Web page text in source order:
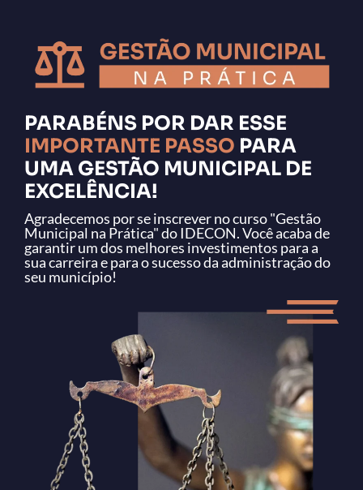
PARABÉNS POR DAR ESSE
IMPORTANTE PASSO PARA
UMA GESTÃO MUNICIPAL DE
EXCELÊNCIA!
Agradecemos por se inscrever no curso "Gestão
Municipal na Prática" do IDECON. Você acaba de
garantir um dos melhores investimentos para a
sua carreira e para o sucesso da administração do
seu município!